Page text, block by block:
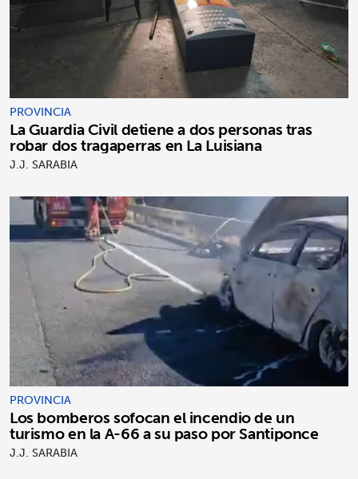
PROVINCIA
La Guardia Civil detiene a dos personas tras
robar dos tragaperras en La Luisiana
J.J. SARABIA
PROVINCIA
Los bomberos sofocan el incendio de un
turismo en la A-66 a su paso por Santiponce
J.J. SARABIA